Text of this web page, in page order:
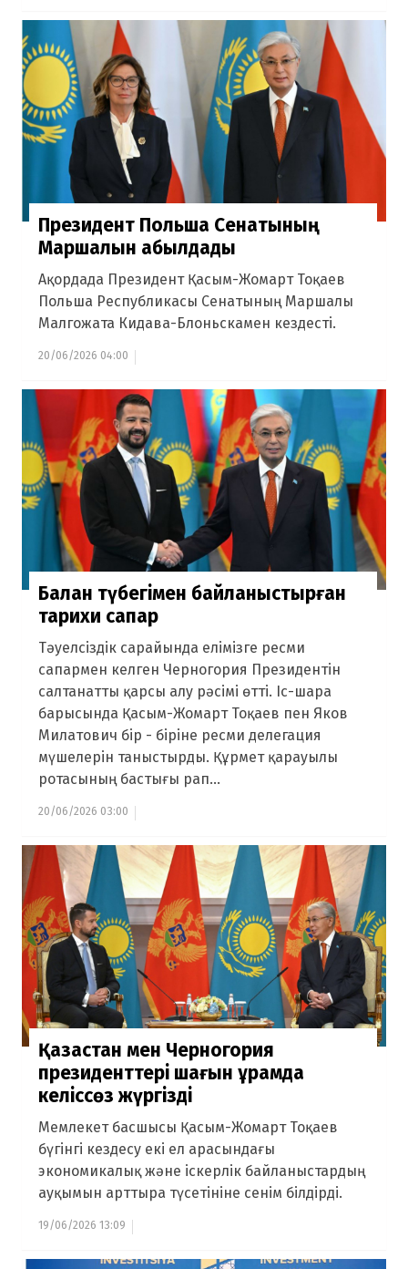
Президент Польша Сенатының
Маршалын қабылдады
Ақордада Президент Қасым-Жомарт Тоқаев
Польша Республикасы Сенатының Маршалы
Малгожата Кидава-Блоньскамен кездесті.
20/06/2026 04:00
Балқан түбегімен байланыстырған
тарихи сапар
Тәуелсіздік сарайында елімізге ресми
сапармен келген Черногория Президентін
салтанатты қарсы алу рәсімі өтті. Іс-шара
барысында Қасым-Жомарт Тоқаев пен Яков
Милатович бір - біріне ресми делегация
мүшелерін таныстырды. Құрмет қарауылы
ротасының бастығы рап...
20/06/2026 03:00
Қазақстан мен Черногория
президенттері шағын құрамда
келіссөз жүргізді
Мемлекет басшысы Қасым-Жомарт Тоқаев
бүгінгі кездесу екі ел арасындағы
экономикалық және іскерлік байланыстардың
ауқымын арттыра түсетініне сенім білдірді.
19/06/2026 13:09